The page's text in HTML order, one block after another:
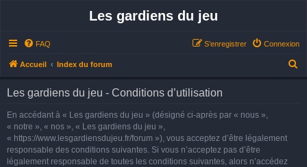
Les gardiens du jeu
FAQ Connexion
S’enregistrer
Accueil Index du forum
Les gardiens du jeu - Conditions d’utilisation
En accédant à « Les gardiens du jeu » (désigné ci-après par « nous »,
« notre », « nos », « Les gardiens du jeu »,
« https://www.lesgardiensdujeu.fr/forum »), vous acceptez d’être légalement
responsable des conditions suivantes. Si vous n’acceptez pas d’être
légalement responsable de toutes les conditions suivantes, alors n’accédez